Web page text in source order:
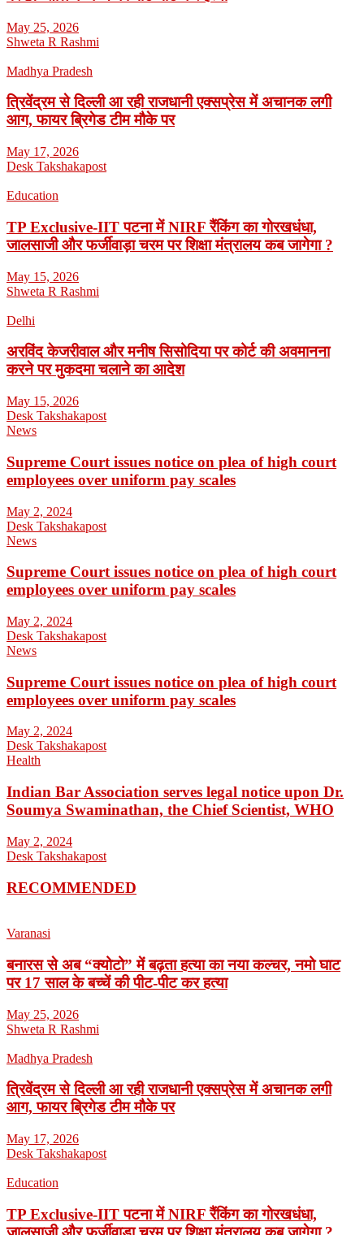
May 25, 2026
Shweta R Rashmi
Madhya Pradesh
त्रिवेंद्रम से दिल्ली आ रही राजधानी एक्सप्रेस में अचानक लगी
आग, फायर ब्रिगेड टीम मौके पर
May 17, 2026
Desk Takshakapost
Education
TP Exclusive-IIT पटना में NIRF रैंकिंग का गोरखधंधा,
जालसाजी और फर्जीवाड़ा चरम पर शिक्षा मंत्रालय कब जागेगा ?
May 15, 2026
Shweta R Rashmi
Delhi
अरविंद केजरीवाल और मनीष सिसोदिया पर कोर्ट की अवमानना
करने पर मुकदमा चलाने का आदेश
May 15, 2026
Desk Takshakapost
News
Supreme Court issues notice on plea of high court
employees over uniform pay scales
May 2, 2024
Desk Takshakapost
News
Supreme Court issues notice on plea of high court
employees over uniform pay scales
May 2, 2024
Desk Takshakapost
News
Supreme Court issues notice on plea of high court
employees over uniform pay scales
May 2, 2024
Desk Takshakapost
Health
Indian Bar Association serves legal notice upon Dr.
Soumya Swaminathan, the Chief Scientist, WHO
May 2, 2024
Desk Takshakapost
RECOMMENDED
Varanasi
बनारस से अब “क्योटो” में बढ़ता हत्या का नया कल्चर, नमो घाट
पर 17 साल के बच्चें की पीट-पीट कर हत्या
May 25, 2026
Shweta R Rashmi
Madhya Pradesh
त्रिवेंद्रम से दिल्ली आ रही राजधानी एक्सप्रेस में अचानक लगी
आग, फायर ब्रिगेड टीम मौके पर
May 17, 2026
Desk Takshakapost
Education
TP Exclusive-IIT पटना में NIRF रैंकिंग का गोरखधंधा,